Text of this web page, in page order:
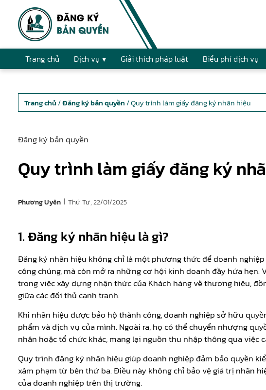
Trang chủ Dịch vụ Giải thích pháp luật Biểu phí dịch vụ
Trang chủ /Đăng ký bản quyền / Quy trình làm giấy đăng ký nhãn hiệu
Đăng ký bản quyền
Quy trình làm giấy đăng ký
Phương Uyên | Thứ Tư, 22/01/2025
1. Đăng ký nhãn hiệu là gì?
Đăng ký nhãn hiệu không chỉ là một phương thức để doanh
công chúng, mà còn mở ra những cơ hội kinh doanh đầy hứa
trong việc xây dựng nhận thức của Khách hàng về thương hiệu,
giữa các đối thủ cạnh tranh.
Khi nhãn hiệu được bảo hộ thành công, doanh nghiệp sở hữu
phẩm và dịch vụ của mình. Ngoài ra, họ có thể chuyển nhượng
nhân hoặc tổ chức khác, mang lại nguồn thu nhập thông qua việc
Quy trình đăng ký nhãn hiệu giúp doanh nghiệp đảm bảo quyền
xâm phạm từ bên thứ ba. Điều này không chỉ bảo vệ giá trị nhãn
của doanh nghiệp trên thị trường.